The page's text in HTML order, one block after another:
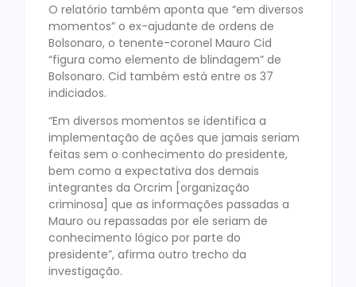
O relatório também aponta que “em diversos
momentos” o ex-ajudante de ordens de
Bolsonaro, o tenente-coronel Mauro Cid
“figura como elemento de blindagem” de
Bolsonaro. Cid também está entre os 37
indiciados.
“Em diversos momentos se identifica a
implementação de ações que jamais seriam
feitas sem o conhecimento do presidente,
bem como a expectativa dos demais
integrantes da Orcrim [organização
criminosa] que as informações passadas a
Mauro ou repassadas por ele seriam de
conhecimento lógico por parte do
presidente”, afirma outro trecho da
investigação.